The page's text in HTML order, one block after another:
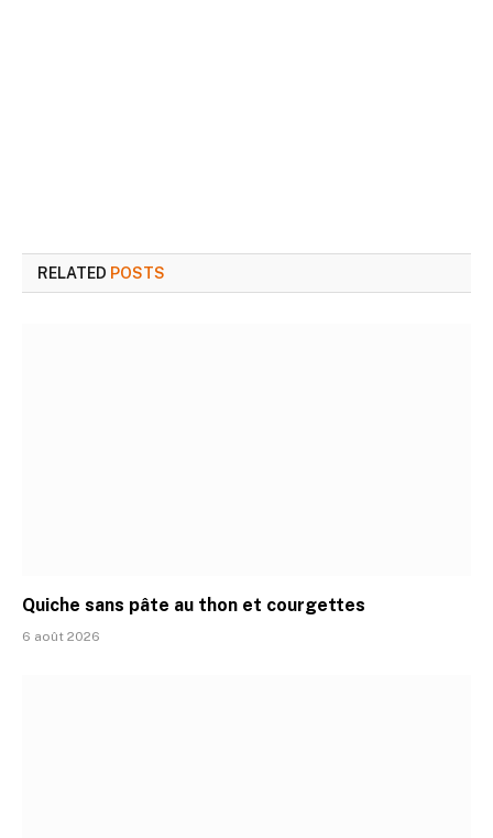
RELATED POSTS
Quiche sans pâte au thon et courgettes
6 août 2026